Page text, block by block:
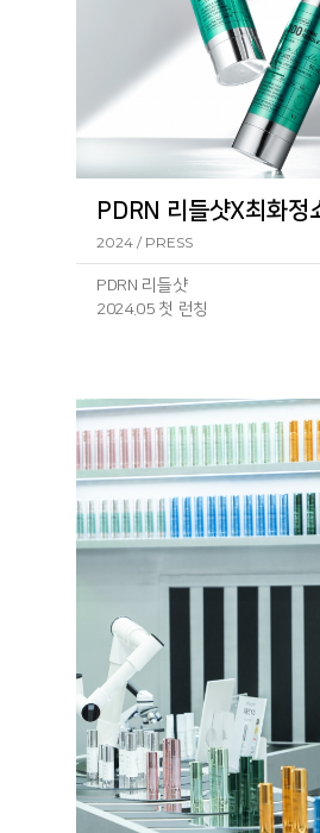
PDRN 리들샷X최화정
2024 / PRESS
PDRN 리들샷
2024.05 첫 런칭
key=20240524001346358
매진 기
사: https://fashionbiz.co.kr/